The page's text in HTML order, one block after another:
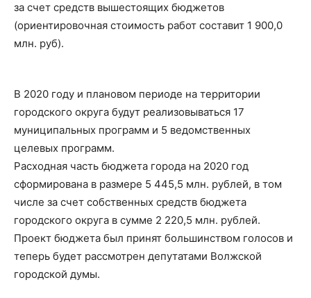
за счет средств вышестоящих бюджетов
(ориентировочная стоимость работ составит 1 900,0
млн. руб).
В 2020 году и плановом периоде на территории
городского округа будут реализовываться 17
муниципальных программ и 5 ведомственных
целевых программ.
Расходная часть бюджета города на 2020 год
сформирована в размере 5 445,5 млн. рублей, в том
числе за счет собственных средств бюджета
городского округа в сумме 2 220,5 млн. рублей.
Проект бюджета был принят большинством голосов и
теперь будет рассмотрен депутатами Волжской
городской думы.